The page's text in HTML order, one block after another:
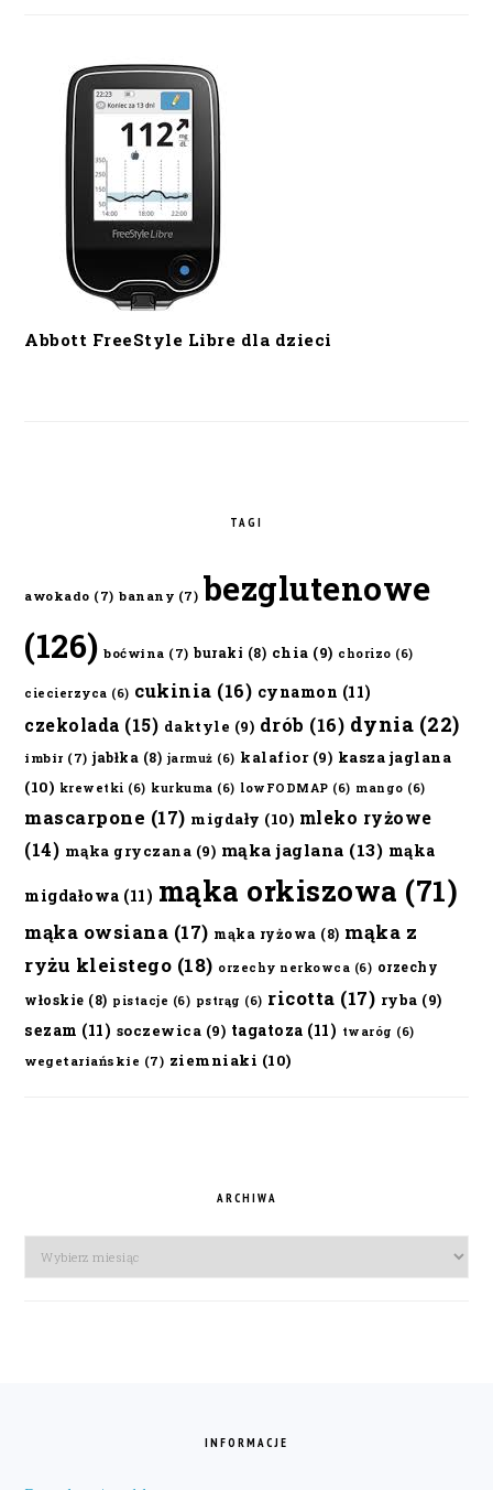
Abbott FreeStyle Libre dla dzieci
TAGI
awokado (7) banany (7) bezglutenowe
(126) boćwina (7) buraki (8) chia (9) chorizo (6)
ciecierzyca (6) cukinia (16) cynamon (11)
czekolada (15) daktyle (9) drób (16) dynia (22)
imbir (7) jabłka (8) jarmuż (6) kalafior(9) kasza jaglana
(10) krewetki (6) kurkuma (6) lowFODMAP (6) mango (6)
mascarpone (17) migdały (10) mleko ryżowe
(14) mąka gryczana (9) mąka jaglana (13) mąka
migdałowa (11) mąka orkiszowa (71)
mąka owsiana (17) mąka ryżowa (8) mąka z
ryżu kleistego (18) orzechy nerkowca (6) orzechy
włoskie (8) pistacje (6) pstrąg (6) ricotta (17) ryba (9)
sezam (11) soczewica (9) tagatoza (11) twaróg (6)
wegetariańskie (7) ziemniaki (10)
ARCHIWA
Archiwa
INFORMACJE